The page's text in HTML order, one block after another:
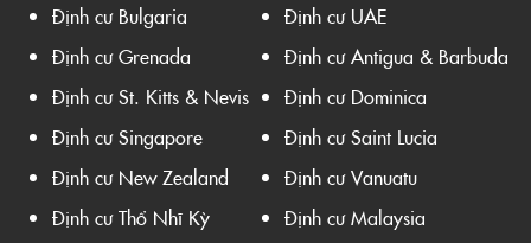
Định cư Bulgaria
Định cư UAE
Định cư Grenada
Định cư Antigua & Barbuda
Định cư St. Kitts & Nevis
Định cư Dominica
Định cư Singapore
Định cư Saint Lucia
Định cư New Zealand
Định cư Vanuatu
Định cư Thổ Nhĩ Kỳ
Định cư Malaysia